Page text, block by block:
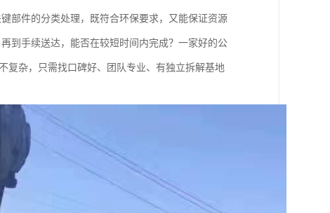
部件的分类处理，既符合环保要求，又能保证资源
到手续送达，能否在较短时间内完成？一家好的公
复杂，只需找口碑好、团队专业、有独立拆解基地